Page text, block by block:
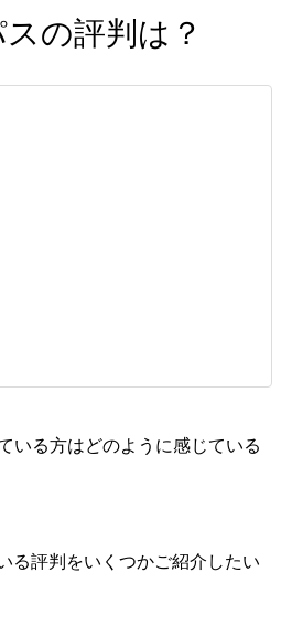
の評判は？
いる方はどのように感じている
る評判をいくつかご紹介したい